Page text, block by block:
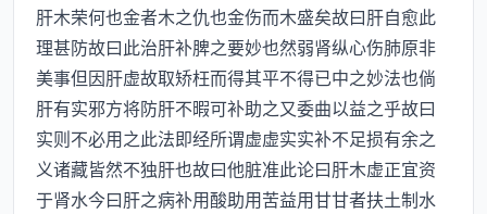
肝木荣何也金者木之仇也金伤而木盛矣故曰肝自愈此
理甚防故曰此治肝补脾之要妙也然弱肾纵心伤肺原非
美事但因肝虚故取矫枉而得其平不得已中之妙法也倘
肝有实邪方将防肝不暇可补助之又委曲以益之乎故曰
实则不必用之此法即经所谓虚虚实实补不足损有余之
义诸藏皆然不独肝也故曰他脏准此论曰肝木虚正宜资
于肾水今曰肝之病补用酸助用苦益用甘甘者扶土制水